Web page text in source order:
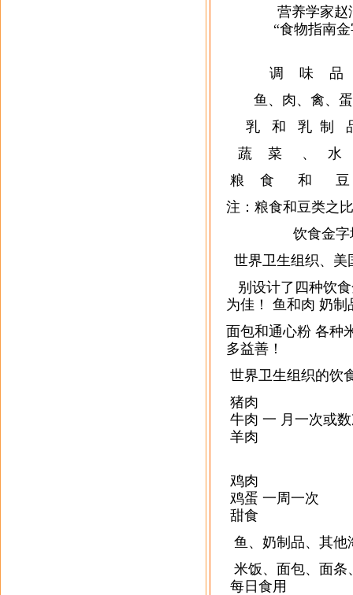
营养学家赵洁
“食物指南金
调 味 品
鱼、肉、禽
乳 和 乳 制
蔬 菜 、 水
粮 食 和 豆
注：粮食和豆类之
饮食金字
世界卫生组织、美
别设计了四种饮
为佳！ 鱼和肉 奶
面包和通心粉 各种
多益善！
世界卫生组织的饮
猪肉
牛肉 一 月一次或
羊肉
鸡肉
鸡蛋 一周一次
甜食
鱼、奶制品、其他
米饭、面包、面条
每日食用